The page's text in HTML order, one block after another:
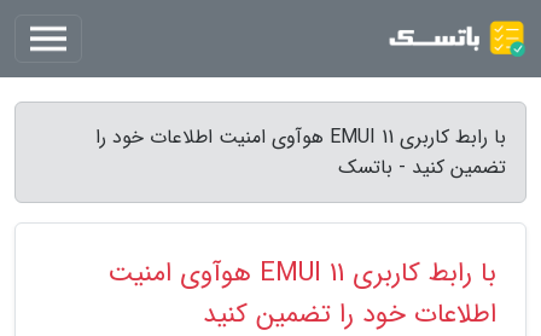
با رابط کاربری EMUI 11 هوآوی امنیت اطلاعات خود را
تضمین کنید - باتسک
با رابط کاربری EMUI 11 هوآوی امنیت
اطلاعات خود را تضمین کنید